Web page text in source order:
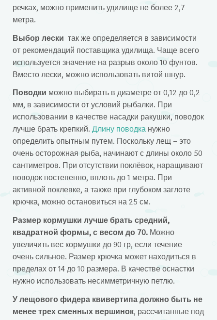
речках, можно применить удилище не более 2,7
метра.
Выбор лески так же определяется в зависимости
от рекомендаций поставщика удилища. Чаще всего
используется значение на разрыв около 10 фунтов.
Вместо лески, можно использовать витой шнур.
Поводки можно выбирать в диаметре от 0,12 до 0,2
мм, в зависимости от условий рыбалки. При
использовании в качестве насадки ракушки, поводок
лучше брать крепкий. Длину поводка нужно
определить опытным путем. Поскольку лещ – это
очень осторожная рыба, начинают с длины около 50
сантиметров. При отсутствии поклёвок, наращивают
поводок постепенно, вплоть до 1 метра. При
активной поклевке, а также при глубоком заглоте
крючка, можно остановиться на 25 см.
Размер кормушки лучше брать средний,
квадратной формы, с весом до 70.Можно
увеличить вес кормушки до 90 гр, если течение
очень сильное. Размер крючка может находиться в
пределах от 14 до 10 размера. В качестве оснастки
нужно использовать несимметричную петлю.
У лещового фидера квивертипа должно быть не
менее трех сменных вершинок, рассчитанные под